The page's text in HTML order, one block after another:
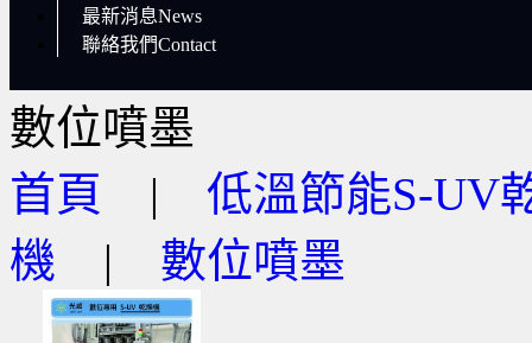
最新消息News
聯絡我們Contact
數位噴墨
首頁 | 低溫節能S-UV
機 | 數位噴墨